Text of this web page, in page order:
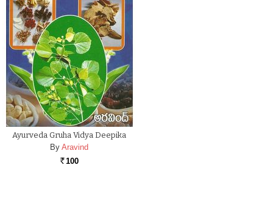
Ayurveda Gruha Vidya Deepika
By Aravind
Rs. 100